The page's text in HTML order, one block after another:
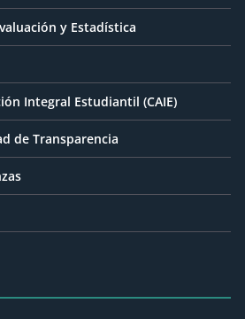
y Estadística
Integral Estudiantil (CAIE)
de Transparencia